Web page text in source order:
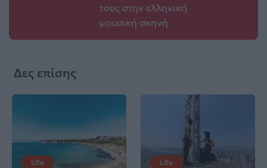
τους στην ελληνική
μουσική σκηνή
Δες επίσης
Life Life